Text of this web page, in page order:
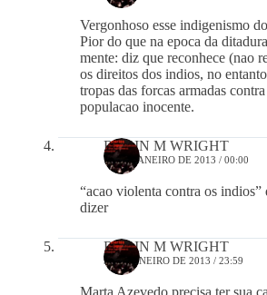
Vergonhoso esse indigenismo
Pior do que na epoca da
mente: diz que reconhece (nao
os direitos dos indios, no
tropas das forcas armadas
populacao inocente.
ROBIN M WRIGHT
10 DE JANEIRO DE 2013 / 00:00
“acao violenta contra os indios”
dizer
ROBIN M WRIGHT
9 DE JANEIRO DE 2013 / 23:59
Marta Azevedo precisa ter sua